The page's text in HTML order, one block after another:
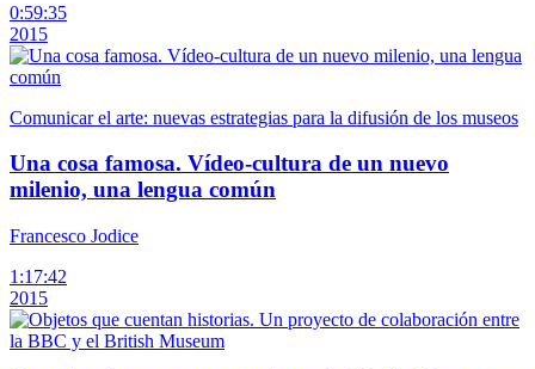
0:59:35
2015
Comunicar el arte: nuevas estrategias para la difusión de los museos
Una cosa famosa. Vídeo-cultura de un nuevo
milenio, una lengua común
Francesco Jodice
1:17:42
2015